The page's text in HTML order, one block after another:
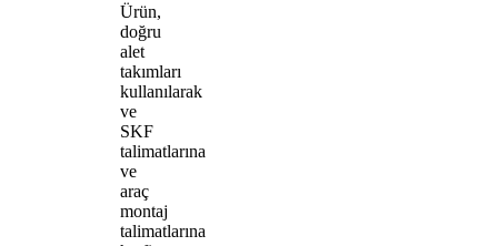
Ürün,
doğru
alet
takımları
kullanılarak
ve
SKF
talimatlarına
ve
araç
montaj
talimatlarına